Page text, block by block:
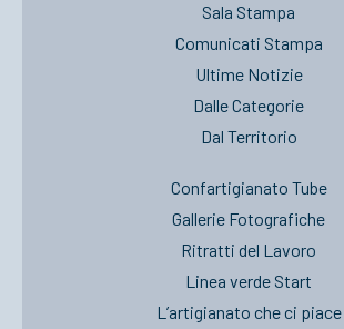
Sala Stampa
Comunicati Stampa
Ultime Notizie
Dalle Categorie
Dal Territorio
Confartigianato Tube
Gallerie Fotografiche
Ritratti del Lavoro
Linea verde Start
L’artigianato che ci piace